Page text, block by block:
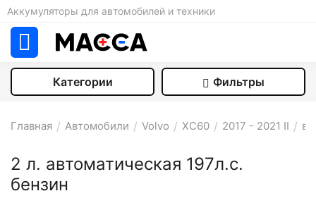
Аккумуляторы для автомобилей и техники
Категории Фильтры
2 л. автоматическая 197л.с.
бензин
Главная / Автомобили / Volvo / XC60 / 2017 - 2021 II /